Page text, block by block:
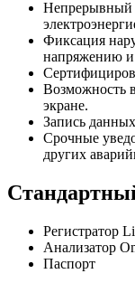
Непрерывный
Фиксация
напряжению и
Возможность
экране.
Запись
Срочные
других
Регистратор
Анализатор
Паспорт